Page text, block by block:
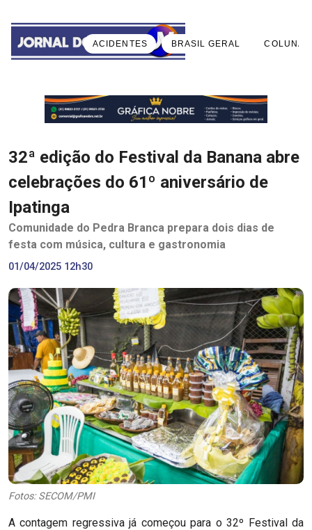
ACIDENTES BRASIL GERAL COLUNA
32ª edição do Festival da Banana abre
celebrações do 61º aniversário de
Ipatinga
Comunidade do Pedra Branca prepara dois dias de
festa com música, cultura e gastronomia
01/04/2025 12h30
Fotos: SECOM/PMI
A contagem regressiva já começou para o 32º Festival da